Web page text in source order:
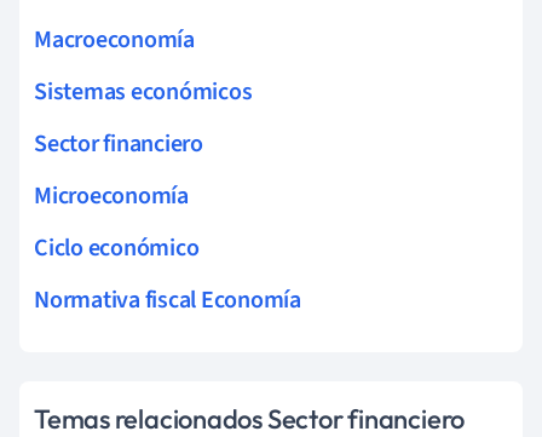
Macroeconomía
Sistemas económicos
Sector financiero
Microeconomía
Ciclo económico
Normativa fiscal Economía
Temas relacionados Sector financiero